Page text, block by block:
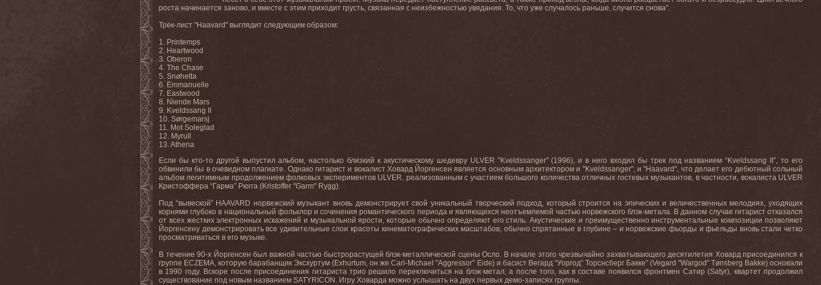
роста начинается заново, и вместе с этим приходит грусть, связанная с неизбежностью увядания. То, что уже случалось раньше, случится снова".
Трек-лист "Haavard" выглядит следующим образом:
1. Printemps
2. Heartwood
3. Oberon
4. The Chase
5. Snøhetta
6. Emmanuelle
7. Eastwood
8. Niende Mars
9. Kveldssang II
10. Sørgemarsj
11. Mot Soleglad
12. Myrull
13. Athena
Если бы кто-то другой выпустил альбом, настолько близкий к акустическому шедевру ULVER "Kveldssanger" (1996), и в него входил бы трек под названием “Kveldssang II”, то его
обвинили бы в очевидном плагиате. Однако гитарист и вокалист Ховард Йоргенсен является основным архитектором и "Kveldssanger", и "Haavard", что делает его дебютный сольный
альбом легитимным продолжением фолковых экспериментов ULVER, реализованным с участием большого количества отличных гостевых музыкантов, в частности, вокалиста ULVER
Кристоффера “Гарма” Рюгга (Kristoffer "Garm" Rygg).
Под “вывеской” HAAVARD норвежский музыкант вновь демонстрирует свой уникальный творческий подход, который строится на эпических и величественных мелодиях, уходящих
корнями глубоко в национальный фольклор и сочинения романтического периода и являющихся неотъемлемой частью норвежского блэк-метала. В данном случае гитарист отказался
от всех жестких электронных искажений и музыкальной ярости, которые обычно определяют его стиль. Акустические и преимущественно инструментальные композиции позволяют
Йоргенсену демонстрировать все удивительные слои красоты кинематографических масштабов, обычно спрятанные в глубине – и норвежские фьорды и фьельды вновь стали четко
просматриваться в его музыке.
В течение 90-х Йоргенсен был важной частью быстрорастущей блэк-металлической сцены Осло. В начале этого чрезвычайно захватывающего десятилетия Ховард присоединился к
группе ECZEMA, которую барабанщик Эксхуртум (Exhurtum, он же Carl-Michael "Aggressor" Eide) и басист Вегард “Уоргод” Торснсберг Бакке” (Vegard "Wargod"Tønsberg Bakke) основали
в 1990 году. Вскоре после присоединения гитариста трио решило переключиться на блэк-метал, а после того, как в составе появился фронтмен Сатир (Satyr), квартет продолжил
существование под новым названием SATYRICON . Игру Ховарда можно услышать на двух первых демо-записях группы.